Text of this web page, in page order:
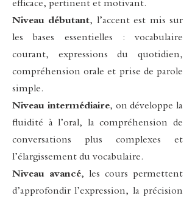
efficace, pertinent et motivant.
Niveau débutant, l’accent est mis sur
les bases essentielles : vocabulaire
courant, expressions du quotidien,
compréhension orale et prise de parole
simple.
Niveau intermédiaire, on développe la
fluidité à l’oral, la compréhension de
conversations plus complexes et
l’élargissement du vocabulaire.
Niveau avancé, les cours permettent
d’approfondir l’expression, la précision